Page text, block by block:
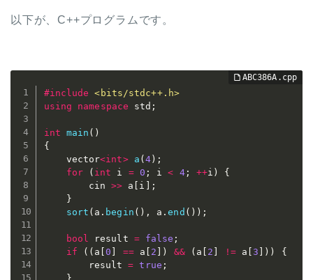
以下が、C++プログラムです。
#include
<bits/stdc++.h>
using
namespace std ;
int main ( )
{
	vector
<int> a (4) ;
for
( int i = 0 ; i < 4; ++i )
{
		cin
>> a [ i ] ;
}
sort ( a . begin ( ) , a .end ( ) ) ;
bool result = false ;
if
( ( a [0 ] == a [ 2 ] ) && ( a [ 2 ] != a [3 ] ) )
{
		result
= true ;